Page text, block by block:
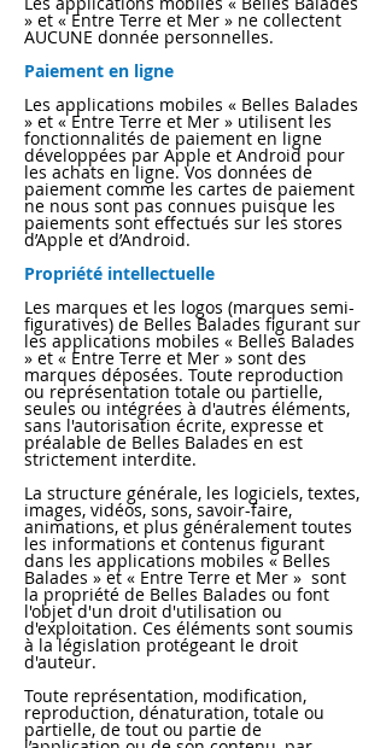
» et « Entre Terre et Mer » ne collectent
AUCUNE donnée personnelles.
Paiement en ligne
Les applications mobiles « Belles Balades
» et « Entre Terre et Mer » utilisent les
fonctionnalités de paiement en ligne
développées par Apple et Android pour
les achats en ligne. Vos données de
paiement comme les cartes de paiement
ne nous sont pas connues puisque les
paiements sont effectués sur les stores
d’Apple et d’Android.
Propriété intellectuelle
Les marques et les logos (marques semi-
figuratives) de Belles Balades figurant sur
les applications mobiles « Belles Balades
» et « Entre Terre et Mer » sont des
marques déposées. Toute reproduction
ou représentation totale ou partielle,
seules ou intégrées à d'autres éléments,
sans l'autorisation écrite, expresse et
préalable de Belles Balades en est
strictement interdite.
La structure générale, les logiciels, textes,
images, vidéos, sons, savoir-faire,
animations, et plus généralement toutes
les informations et contenus figurant
dans les applications mobiles « Belles
Balades » et « Entre Terre et Mer » sont
la propriété de Belles Balades ou font
l'objet d'un droit d'utilisation ou
d'exploitation. Ces éléments sont soumis
à la législation protégeant le droit
d'auteur.
Toute représentation, modification,
reproduction, dénaturation, totale ou
partielle, de tout ou partie de